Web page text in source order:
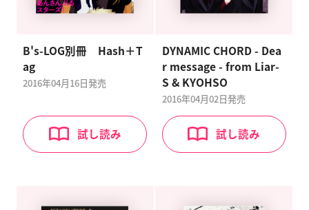
B's-LOG別冊 Hash＋T
ag
2016年04月16日発売
試し読み
DYNAMIC CHORD - Dea
r message - from Liar-
S & KYOHSO
2016年04月02日発売
試し読み